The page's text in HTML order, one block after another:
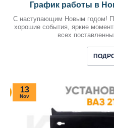
График работы в
С наступающим Новым годом!
хорошие события, яркие
всех
13
Nov